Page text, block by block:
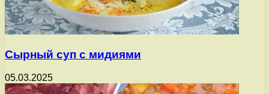
Сырный суп с мидиями
05.03.2025